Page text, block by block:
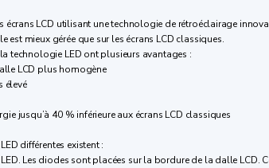
écrans LCD utilisant une technologie de rétroéclairage
est mieux gérée que sur les écrans LCD classiques.
technologie LED ont plusieurs avantages :
LCD plus homogène
élevé
jusqu’à 40 % inférieure aux écrans LCD classiques
différentes existent :
Les diodes sont placées sur la bordure de la dalle